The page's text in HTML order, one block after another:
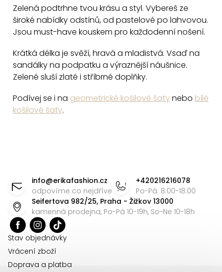
l
á
d
a
c
í
r
p
i
s
Zelená podtrhne tvou krásu a styl. Vybereš ze
široké nabídky odstínů, od pastelové po lahvovou.
Jsou must-have kouskem pro každodenní nošení.
Krátká délka je svěží, hravá a mladistvá. Vsaď na
sandálky na podpatku a výraznější náušnice.
Zelené sluší zlaté i stříbrné doplňky.
Podívej se i na geometrické košilové šatynebo bílé
košilové šaty.
info@erikafashion.cz
odpovíme co nejdříve
+420216216078
Po-Pá: 8:00-18:00
Seifertova 982/25, Praha - Žižkov 13000
kamenná prodejna, Po-Pá 10-19h, So-Ne 10-18h
Stav objednávky
Vrácení zboží
Doprava a platba